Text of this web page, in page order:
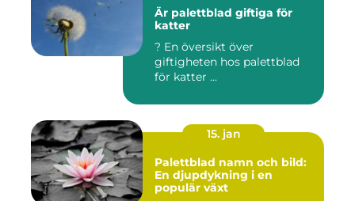
Är palettblad giftiga för
katter
? En översikt över
giftigheten hos palettblad
för katter ...
15. jan
Palettblad namn och bild:
En djupdykning i en
populär växt